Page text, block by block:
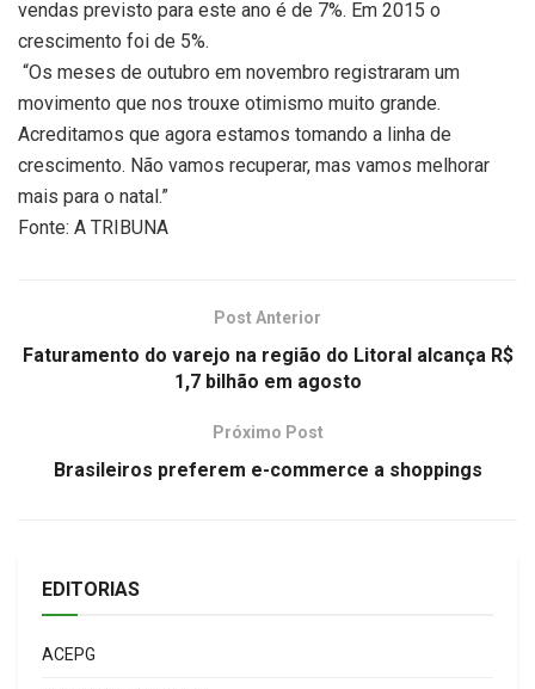
vendas previsto para este ano é de 7%. Em 2015 o
crescimento foi de 5%.
“Os meses de outubro em novembro registraram um
movimento que nos trouxe otimismo muito grande.
Acreditamos que agora estamos tomando a linha de
crescimento. Não vamos recuperar, mas vamos melhorar
mais para o natal.”
Fonte: A TRIBUNA
Post Anterior
Faturamento do varejo na região do Litoral alcança R$
1,7 bilhão em agosto
Próximo Post
Brasileiros preferem e-commerce a shoppings
EDITORIAS
ACEPG